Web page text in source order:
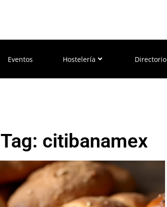
Eventos Hostelería Directorio
Tag: citibanamex